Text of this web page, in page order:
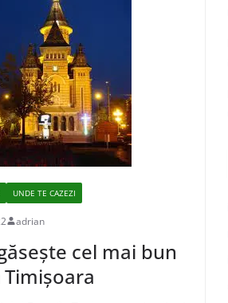
UNDE TE CAZEZI
adrian
cel mai bun